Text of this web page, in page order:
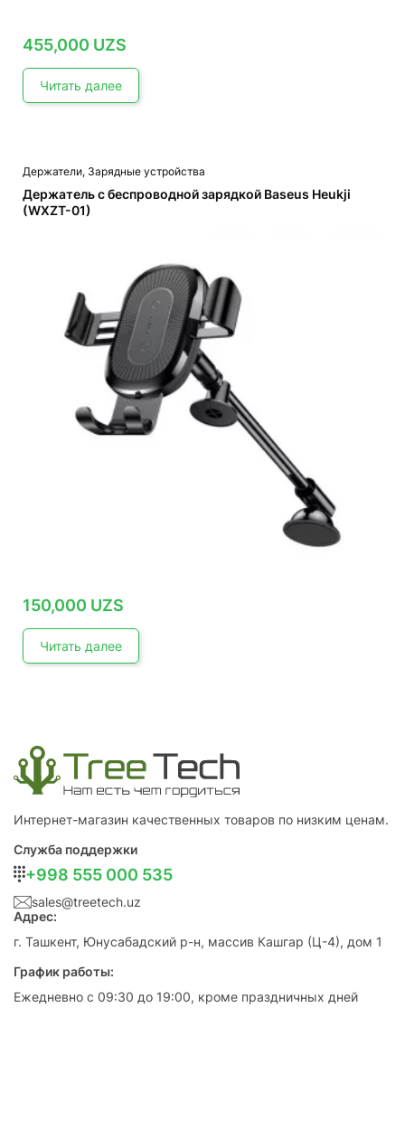
455,000 UZS
Читать далее
Держатели, Зарядные устройства
Держатель с беспроводной зарядкой Baseus Heukji
(WXZT-01)
150,000 UZS
Читать далее
Интернет-магазин качественных товаров по низким ценам.
Служба поддержки
+998 555 000 535
sales@treetech.uz
Адрес:
г. Ташкент, Юнусабадский р-н, массив Кашгар (Ц-4), дом 1
График работы:
Ежедневно с 09:30 до 19:00, кроме праздничных дней